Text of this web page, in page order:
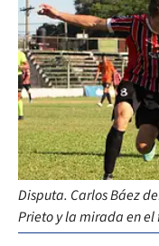
Disputa. Carlos Báez
Prieto y la mirada en el